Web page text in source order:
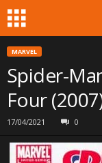
MARVEL
Spider-
Four
17/04/2021 0